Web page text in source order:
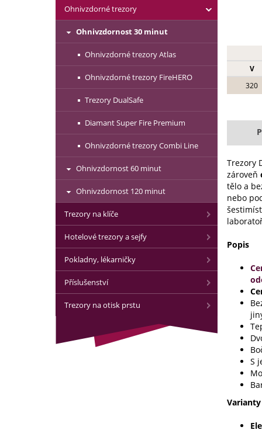
V
320
Trezory
zároveň
tělo a
nebo
Popis
S
Ohnivzdorné trezory
Ohnivzdornost 30 minut
Ohnivzdorné trezory Atlas
Ohnivzdorné trezory FireHERO
Trezory DualSafe
Diamant Super Fire Premium
Ohnivzdorné trezory Combi Line
Ohnivzdornost 60 minut
Ohnivzdornost 120 minut
Trezory na klíče
Hotelové trezory a sejfy
Pokladny, lékarničky
Příslušenství
Trezory na otisk prstu